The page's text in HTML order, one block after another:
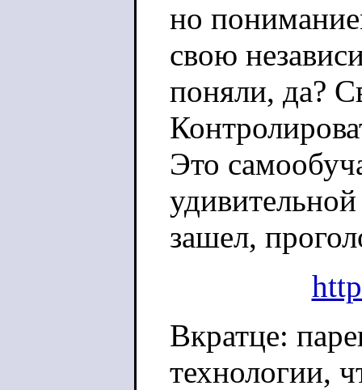
но
свою
поняли, да?
Это
зашел,
Вкратце:
технологии,